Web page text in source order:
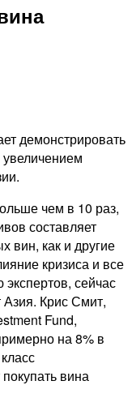
демонстрировать
чем в 10 раз,
составляет
вин, как и другие
кризиса и все
сейчас
Азия. Крис Смит,
Fund,
на 8% в
вина